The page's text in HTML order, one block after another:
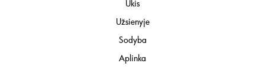
Ūkis
Užsienyje
Sodyba
Aplinka